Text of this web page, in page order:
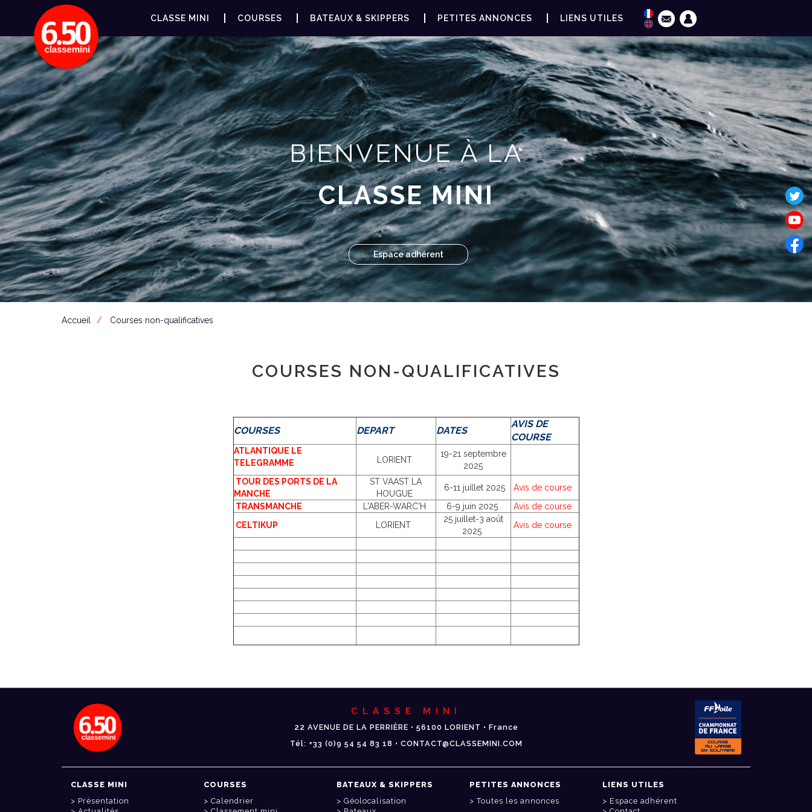
CLASSE MINI COURSES BATEAUX & SKIPPERS PETITES ANNONCES LIENS UTILES
BIENVENUE À LA
CLASSE MINI
Espace adhérent
Accueil Courses non-qualificatives
COURSES NON-QUALIFICATIVES
COURSES DEPART DATES
AVIS DE
COURSE
ATLANTIQUE LE
TELEGRAMME
LORIENT
19-21 septembre
2025
TOUR DES PORTS DE LA
MANCHE
ST VAAST LA
HOUGUE
6-11 juillet 2025
Avis de course
TRANSMANCHE
L'ABER-WARC'H 6-9 juin 2025
Avis de course
CELTIKUP
LORIENT
25 juillet-3 août
2025
Avis de course
CLASSE MINI
22 AVENUE DE LA PERRIÈRE • 56100 LORIENT • France
Tél: +33 (0)9 54 54 83 18 • CONTACT@CLASSEMINI.COM
CLASSE MINI
Présentation
COURSES
Calendrier
BATEAUX & SKIPPERS
Géolocalisation
PETITES ANNONCES
Toutes les annonces
LIENS UTILES
Espace adhérent